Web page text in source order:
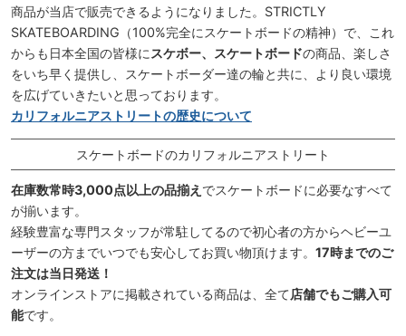
商品が当店で販売できるようになりました。STRICTLY
SKATEBOARDING（100%完全にスケートボードの精神）で、これ
からも日本全国の皆様に スケボー、スケートボードの商品、楽しさ
をいち早く提供し、スケートボーダー達の輪と共に、より良い環境
を広げていきたいと思っております。
カリフォルニアストリートの歴史について
スケートボードのカリフォルニアストリート
在庫数常時3,000点以上の品揃え でスケートボードに必要なすべて
が揃います。
経験豊富な専門スタッフが常駐してるので初心者の方からヘビーユ
ーザーの方までいつでも安心してお買い物頂けます。 17時までのご
注文は当日発送！
オンラインストアに掲載されている商品は、全て店舗でもご購入可
能です。